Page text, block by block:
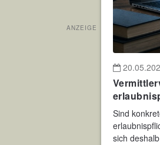
Sind
sich
ANZEIGE